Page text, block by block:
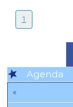
1
Agenda
«